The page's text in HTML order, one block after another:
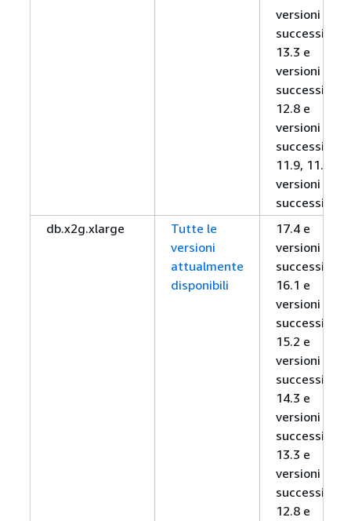
versioni
successive,
13.3 e
versioni
successive,
12.8 e
versioni
successive,
11.9, 11.12 e
versioni
successive
db.x2g.xlarge
Tutte le
versioni
attualmente
disponibili
17.4 e
versioni
successive,
16.1 e
versioni
successive,
15.2 e
versioni
successive,
14.3 e
versioni
successive,
13.3 e
versioni
successive,
12.8 e